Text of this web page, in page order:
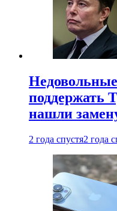
поддержать
нашли
2 года спустя2 года